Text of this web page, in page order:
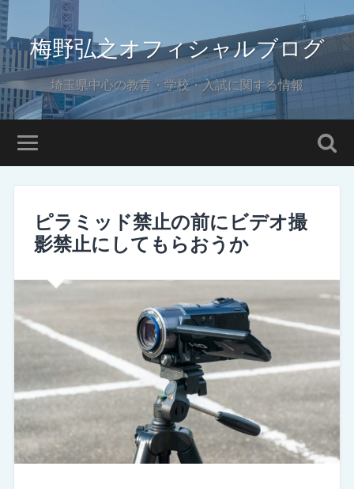
梅野弘之オフィシャルブログ
埼玉県中心の教育・学校・入試に関する情報
ピラミッド禁止の前にビデオ撮
影禁止にしてもらおうか